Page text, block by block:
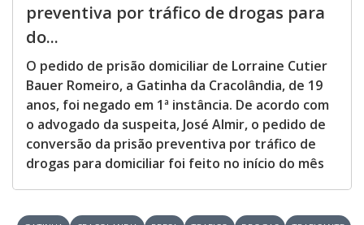
preventiva por tráfico de drogas para
do...
O pedido de prisão domiciliar de Lorraine Cutier
Bauer Romeiro, a Gatinha da Cracolândia, de 19
anos, foi negado em 1ª instância. De acordo com
o advogado da suspeita, José Almir, o pedido de
conversão da prisão preventiva por tráfico de
drogas para domiciliar foi feito no início do mês